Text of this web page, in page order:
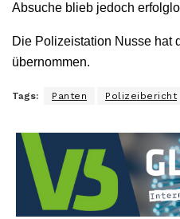
Absuche blieb jedoch
Die Polizeistation Nusse hat
übernommen.
Tags: Panten Polizeibericht